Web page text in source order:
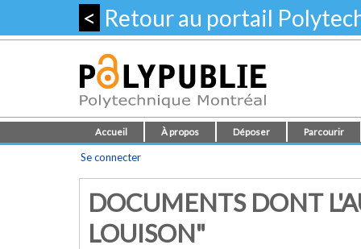
< Retour au portail
Accueil À propos Déposer Parcourir
Se connecter
DOCUMENTS DONT
LOUISON"